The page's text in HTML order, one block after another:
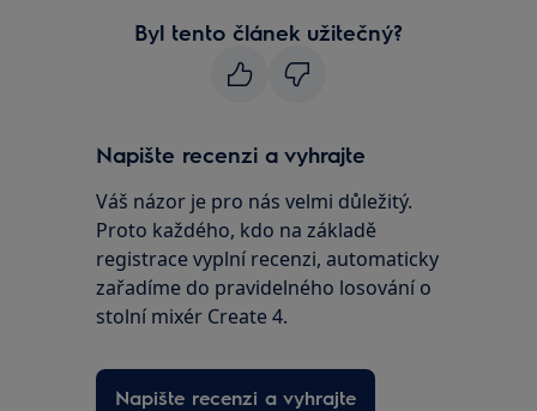
Byl tento článek užitečný?
Napište recenzi a vyhrajte
Váš názor je pro nás velmi důležitý.
Proto každého, kdo na základě
registrace vyplní recenzi, automaticky
zařadíme do pravidelného losování o
stolní mixér Create 4.
Napište recenzi a vyhrajte